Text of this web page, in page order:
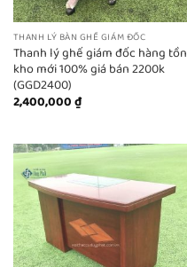
THANH LÝ BÀN GHẾ GIÁM ĐỐC
Thanh lý ghế giám đốc hàng tồn
kho mới 100% giá bán 2200k
(GGD2400)
2,400,000₫